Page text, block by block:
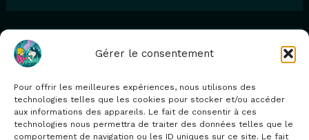
Gérer le consentement
Pour offrir les meilleures expériences, nous utilisons des
technologies telles que les cookies pour stocker et/ou accéder
aux informations des appareils. Le fait de consentir à ces
technologies nous permettra de traiter des données telles que le
comportement de navigation ou les ID uniques sur ce site. Le fait
Catégories
Blog